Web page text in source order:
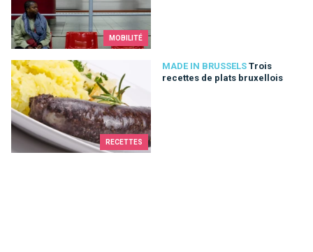
MOBILITÉ
RECETTES
MADE IN BRUSSELS Trois
recettes de plats bruxellois
Trois recettes de plats bruxellois